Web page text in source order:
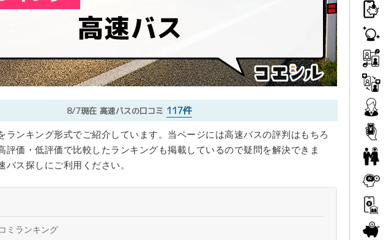
8/7現在 高速バスの口コミ 117件
ランキング形式でご紹介しています。当ページには高速バスの評判はもちろ
評価・低評価で比較したランキングも掲載しているので疑問を解決できま
バス探しにご利用ください。
ミランキング